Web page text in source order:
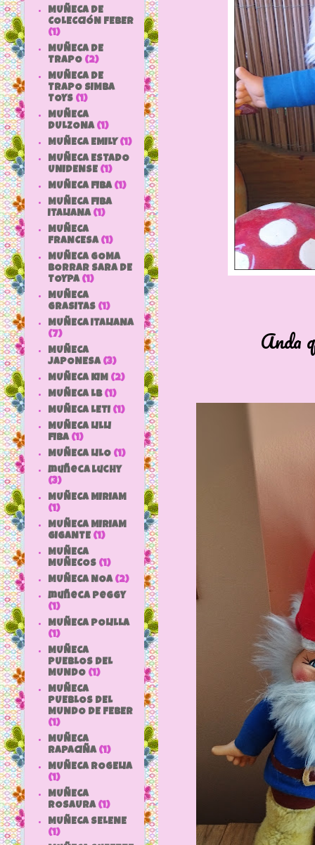
Anda
MUÑECA DE
COLECCIÓN FEBER
(1)
MUÑECA DE
TRAPO (2)
MUÑECA DE
TRAPO SIMBA
TOYS (1)
MUÑECA
DULZONA (1)
MUÑECA EMILY (1)
MUÑECA ESTADO
UNIDENSE (1)
MUÑECA FIBA (1)
MUÑECA FIBA
ITALIANA (1)
MUÑECA
FRANCESA (1)
MUÑECA GOMA
BORRAR SARA DE
TOYPA (1)
MUÑECA
GRASITAS (1)
MUÑECA ITALIANA
(7)
MUÑECA
JAPONESA (3)
MUÑECA KIM (2)
MUÑECA LB (1)
MUÑECA LETI (1)
MUÑECA LILLI
FIBA (1)
MUÑECA LILO (1)
muñeca luchy
(3)
MUÑECA MIRIAM
(1)
MUÑECA MIRIAM
GIGANTE (1)
MUÑECA
MUÑECOS (1)
MUÑECA NOA (2)
muñeca peggy
(1)
MUÑECA POLILLA
(1)
MUÑECA
PUEBLOS DEL
MUNDO (1)
MUÑECA
PUEBLOS DEL
MUNDO DE FEBER
(1)
MUÑECA
RAPACIÑA (1)
MUÑECA ROGELIA
(1)
MUÑECA
ROSAURA (1)
MUÑECA SELENE
(1)